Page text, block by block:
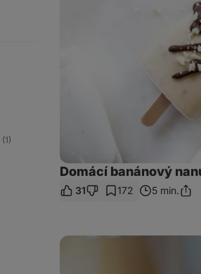
(1)
Domácí banánový
31 172 5 min.Sdílet
Malinový